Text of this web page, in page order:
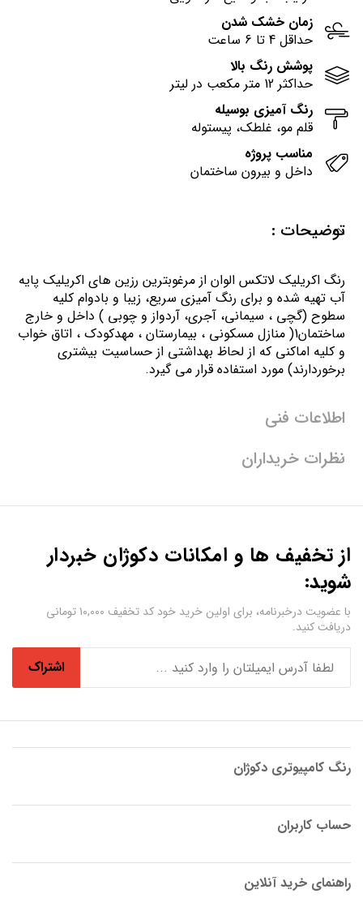
زمان خشک شدن
حداقل 4 تا 6 ساعت
پوشش رنگ بالا
حداکثر 12 متر مکعب در لیتر
رنگ آمیزی بوسیله
قلم مو، غلطک، پیستوله
مناسب پروژه
داخل و بیرون ساختمان
توضیحات :
رنگ اكريليك لاتكس الوان از مرغوبترين رزين هاي اكريليك پايه
آب تهيه شده و برای رنگ آمیزی سریع، زیبا و بادوام کلیه
سطوح (گچی ، سیمانی، آجری، آردواز و چوبی ) داخل و خارج
ساختمان1( منازل مسكوني ، بيمارستان ، مهدكودك ، اتاق خواب
و كليه اماكني كه از لحاظ بهداشتي از حساسيت بيشتري
برخوردارند) مورد استفاده قرار می گیرد.
اطلاعات فنی
نظرات خریداران
از تخفیف ها و امکانات دکوژان خبردار
شوید:
با عضویت درخبرنامه، برای اولین خرید خود کد تخفیف ۱۰,۰۰۰ تومانی
دریافت کنید.
اشتراک
رنگ کامپیوتری دکوژان
حساب کاربران
راهنمای خرید آنلاین